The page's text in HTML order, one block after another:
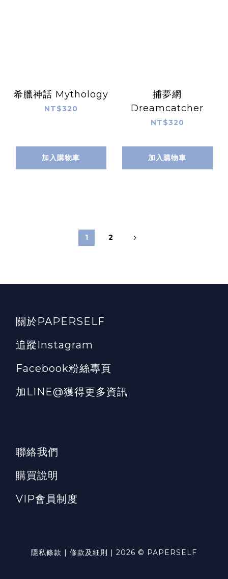
希臘神話 Mythology
NT$320
加入購物車
捕夢網
Dreamcatcher
NT$320
加入購物車
1 2
關於PAPERSELF
追蹤Instagram
Facebook粉絲專頁
加LINE@獲得更多資訊
聯絡我們
購買說明
VIP會員制度
隱私條款 | 條款及細則 | 2026 © PAPERSELF